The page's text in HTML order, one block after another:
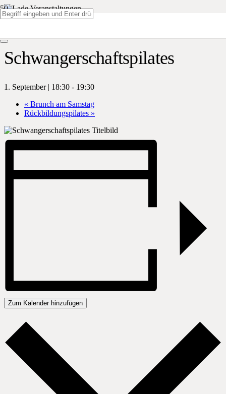
Schwangerschaftspilates
1. September | 18:30 - 19:30
« Brunch am Samstag
Rückbildungspilates »
Zum Kalender hinzufügen